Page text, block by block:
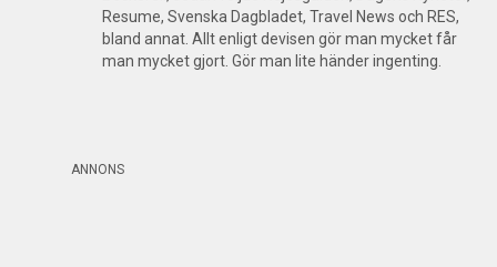
Resume, Svenska Dagbladet, Travel News och RES,
bland annat. Allt enligt devisen gör man mycket får
man mycket gjort. Gör man lite händer ingenting.
ANNONS